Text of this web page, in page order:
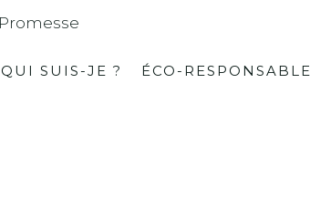
QUI SUIS-JE ? ÉCO-RESPONSABLE